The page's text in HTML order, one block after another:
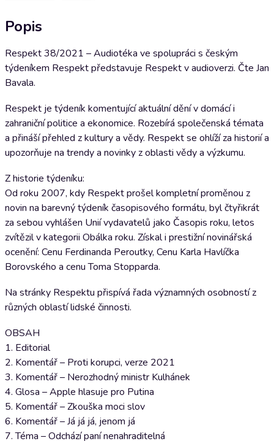
Popis
Respekt 38/2021 – Audiotéka ve spolupráci s českým
týdeníkem Respekt představuje Respekt v audioverzi. Čte Jan
Bavala.
Respekt je týdeník komentující aktuální dění v domácí i
zahraniční politice a ekonomice. Rozebírá společenská témata
a přináší přehled z kultury a vědy. Respekt se ohlíží za historií a
upozorňuje na trendy a novinky z oblasti vědy a výzkumu.
Z historie týdeníku:
Od roku 2007, kdy Respekt prošel kompletní proměnou z
novin na barevný týdeník časopisového formátu, byl čtyřikrát
za sebou vyhlášen Unií vydavatelů jako Časopis roku, letos
zvítězil v kategorii Obálka roku. Získal i prestižní novinářská
ocenění: Cenu Ferdinanda Peroutky, Cenu Karla Havlíčka
Borovského a cenu Toma Stopparda.
Na stránky Respektu přispívá řada významných osobností z
různých oblastí lidské činnosti.
OBSAH
1. Editorial
2. Komentář – Proti korupci, verze 2021
3. Komentář – Nerozhodný ministr Kulhánek
4. Glosa – Apple hlasuje pro Putina
5. Komentář – Zkouška moci slov
6. Komentář – Já já já, jenom já
7. Téma – Odchází paní nenahraditelná